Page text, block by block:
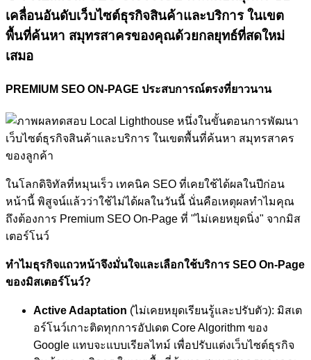
เคลื่อนอันดับเว็บไซต์ธุรกิจสินค้าและบริการ ในเขต
พื้นที่ค้นหา สมุทรสาครของคุณด้วยกลยุทธ์ที่สดใหม่
เสมอ
PREMIUM SEO ON-PAGE ประสบการณ์ตรงที่ยาวนาน
ในโลกดิจิทัลที่หมุนเร็ว เทคนิค SEO ที่เคยใช้ได้ผลในปีก่อน
หน้านี้ พิสูจน์แล้วว่าใช้ไม่ได้ผลในวันนี้ นั่นคือเหตุผลทำไมคุณ
ถึงต้องการ Premium SEO On-Page ที่ "ไม่เคยหยุดนิ่ง" จากมิส
เตอร์โนว์
ทำไมธุรกิจแถวหน้าจึงมั่นใจและเลือกใช้บริการ SEO On-Page
ของมิสเตอร์โนว์?
Active Adaptation (ไม่เคยหยุดเรียนรู้และปรับตัว): มิสเต
อร์โนว์เกาะติดทุกการอัปเดต Core Algorithm ของ
Google แทบจะแบบเรียลไทม์ เพื่อปรับแต่งเว็บไซต์ธุรกิจ